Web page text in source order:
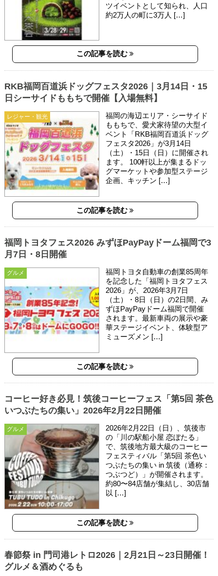
ツイベントとして知られ、人口
約2万人の町に3万人 […]
この記事を読む
レジャー・観光
RKB福岡百道浜ドッグフェスタ2026｜3月14日・15
日シーサイドももちで開催【入場無料】
福岡の海辺エリア・シーサイド
ももちで、愛犬家待望の大型イ
ベント「RKB福岡百道浜ドッグ
フェスタ2026」が3月14日
（土）・15日（日）に開催され
ます。 100軒以上が集まるドッ
グマーケットや参加型ステージ
企画、キッチン […]
この記事を読む
グルメ
福岡トヨタフェス2026 みずほPayPayドーム福岡で3
月7日・8日開催
福岡トヨタ自動車の創業85周年
を記念した「福岡トヨタフェス
2026」が、2026年3月7日
（土）・8日（日）の2日間、み
ずほPayPayドーム福岡で開催
されます。最新車両の展示や豪
華ステージイベント、体験型ア
ミューズメン […]
この記事を読む
グルメ
コーヒー好き必見！筑後コーヒーフェス「第5回 茶色
いつぶたちの集い」2026年2月22日開催
2026年2月22日（日）、筑後市
の「川の駅船小屋 恋ぼたる」
で、筑後地方最大級のコーヒー
フェスティバル「第5回 茶色い
つぶたちの集い in 筑後（通称：
つぶつど）」が開催されます。
約80〜84店舗が集結し、30店舗
以 […]
この記事を読む
春節祭 in 門司港レトロ2026｜2月21日～23日開催！
グルメ＆酒めぐるも